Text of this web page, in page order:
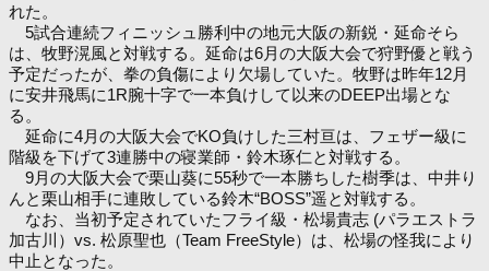
れた。
5試合連続フィニッシュ勝利中の地元大阪の新鋭・延命そら
は、牧野滉風と対戦する。延命は6月の大阪大会で狩野優と戦う
予定だったが、拳の負傷により欠場していた。牧野は昨年12月
に安井飛馬に1R腕十字で一本負けして以来のDEEP出場とな
る。
延命に4月の大阪大会でKO負けした三村亘は、フェザー級に
階級を下げて3連勝中の寝業師・鈴木琢仁と対戦する。
9月の大阪大会で栗山葵に55秒で一本勝ちした樹季は、中井り
んと栗山相手に連敗している鈴木“BOSS”遥と対戦する。
なお、当初予定されていたフライ級・松場貴志 (パラエストラ
加古川）vs. 松原聖也（Team FreeStyle）は、松場の怪我により
中止となった。